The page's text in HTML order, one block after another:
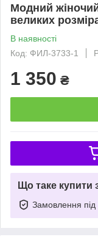
Модний
великих
В наявності
Код: ФИЛ-3733-1
1 350 ₴
Що таке купити
Замовлення під